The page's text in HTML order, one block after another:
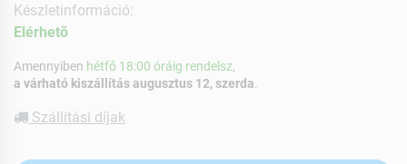
Készletinformáció:
Elérhetõ
Amennyiben hétfő 18:00 óráig rendelsz,
a várható kiszállítás augusztus 12, szerda
Szállítási díjak